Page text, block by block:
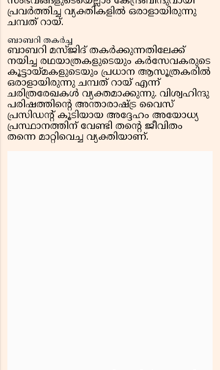
പ്രവർത്തിച്ച വ്യക്തികളിൽ ഒരാളായിരുന്നു
ചമ്പത് റായ്.
ബാബറി തകർച്ച
ബാബറി മസ്ജിദ് തകർക്കുന്നതിലേക്ക്
നയിച്ച രഥയാത്രകളുടെയും കർസേവകരുടെ
കൂട്ടായ്മകളുടെയും പ്രധാന ആസൂത്രകരിൽ
ഒരാളായിരുന്നു ചമ്പത് റായ് എന്ന്
ചരിത്രരേഖകൾ വ്യക്തമാക്കുന്നു. വിശ്വഹിന്ദു
പരിഷത്തിന്റെ അന്താരാഷ്ട്ര വൈസ്
പ്രസിഡന്റ് കൂടിയായ അദ്ദേഹം അയോധ്യ
പ്രസ്ഥാനത്തിന് വേണ്ടി തന്റെ ജീവിതം
തന്നെ മാറ്റിവെച്ച വ്യക്തിയാണ്.